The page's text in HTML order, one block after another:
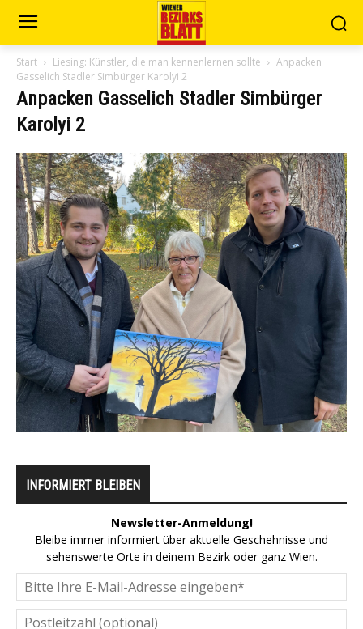
Start Liesing: Künstler, die man kennenlernen sollte
Anpacken
Gasselich Stadler Simbürger Karolyi 2
Anpacken Gasselich Stadler Simbürger
Karolyi 2
INFORMIERT BLEIBEN
Newsletter-Anmeldung!
Bleibe immer informiert über aktuelle Geschehnisse und
sehenswerte Orte in deinem Bezirk oder ganz Wien.